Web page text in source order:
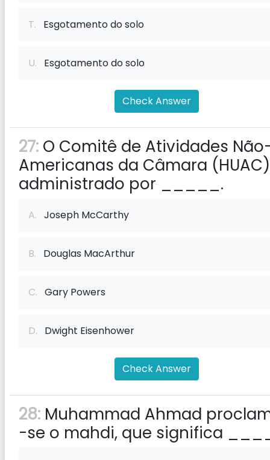
T. Esgotamento do solo
U. Esgotamento do solo
Check Answer
27: O Comitê de Atividades
Americanas da Câmara
administrado por _____.
A. Joseph McCarthy
B. Douglas MacArthur
C. Gary Powers
D. Dwight Eisenhower
Check Answer
28: Muhammad Ahmad
-se o mahdi, que significa